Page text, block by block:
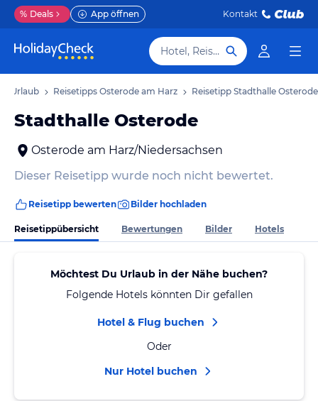
% Deals App öffnen Kontakt
Hotel, Reiseziel
Urlaub Reisetipps Osterode am Harz Reisetipp Stadthalle Osterode
Stadthalle Osterode
Osterode am Harz/Niedersachsen
Dieser Reisetipp wurde noch nicht bewertet.
Reisetipp bewerten Bilder hochladen
Reisetippübersicht Bewertungen Bilder Hotels
Möchtest Du Urlaub in der Nähe buchen?
Folgende Hotels könnten Dir gefallen
Hotel & Flug buchen
Oder
Nur Hotel buchen